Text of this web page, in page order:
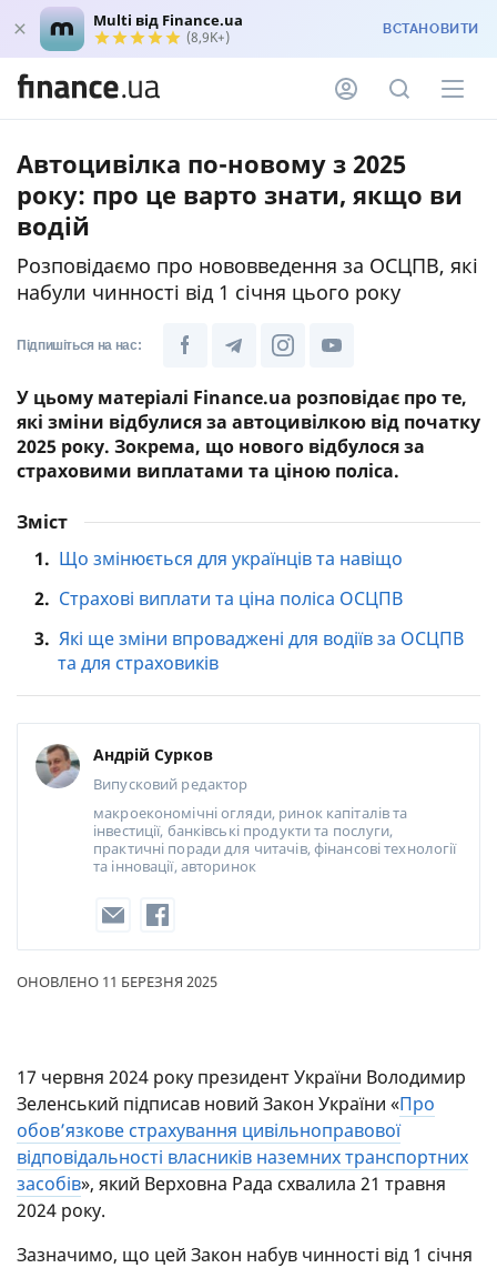
Multi від Finance.ua
(8,9K+) ВСТАНОВИТИ
Автоцивілка по-новому з 2025
року: про це варто знати, якщо ви
водій
Розповідаємо про нововведення за ОСЦПВ, які
набули чинності від 1 січня цього року
Підпишіться на нас:
У цьому матеріалі Finance.ua розповідає про те,
які зміни відбулися за автоцивілкою від початку
2025 року. Зокрема, що нового відбулося за
страховими виплатами та ціною поліса.
Зміст
1. Що змінюється для українців та навіщо
2. Страхові виплати та ціна поліса ОСЦПВ
3. Які ще зміни впроваджені для водіїв за ОСЦПВ
та для страховиків
Андрій Сурков
Випусковий редактор
макроекономічні огляди, ринок капіталів та
інвестиції, банківські продукти та послуги,
практичні поради для читачів, фінансові технології
та інновації, авторинок
ОНОВЛЕНО 11 БЕРЕЗНЯ 2025
17 червня 2024 року президент України Володимир
Зеленський підписав новий Закон України «Про
обов’язкове страхування цивільноправової
відповідальності власників наземних транспортних
засобів», який Верховна Рада схвалила 21 травня
2024 року.
Зазначимо, що цей Закон набув чинності від 1 січня